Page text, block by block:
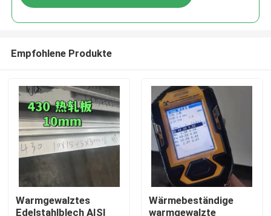
Empfohlene Produkte
Warmgewalztes
Edelstahlblech AISI
Wärmebeständige
warmgewalzte